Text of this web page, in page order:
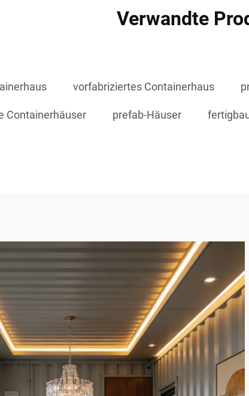
Verwandte
vorfabriziertes Containerhaus
Containerhäuser prefab-Häuser